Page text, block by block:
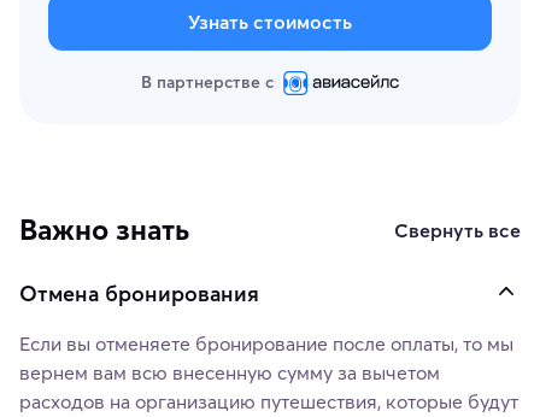
Узнать стоимость
В партнерстве с
Важно знать Свернуть все
Отмена бронирования
Если вы отменяете бронирование после оплаты, то мы
вернем вам всю внесенную сумму за вычетом
расходов на организацию путешествия, которые будут